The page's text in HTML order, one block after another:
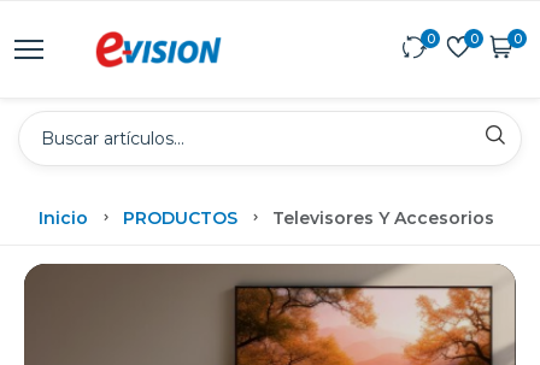
0 0 0
Inicio PRODUCTOS Televisores Y Accesorios